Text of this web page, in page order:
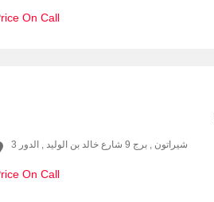
On Call
شيراتون , برج 9 شارع خالد بن الوليد , الدور 3
On Call